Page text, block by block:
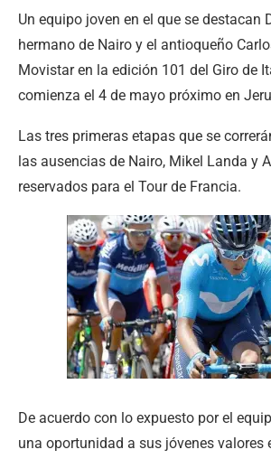
Un equipo joven en el que se destacan
hermano de Nairo y el antioqueño
Movistar en la edición 101 del Giro de
comienza el 4 de mayo próximo en
Las tres primeras etapas que se
las ausencias de Nairo, Mikel Landa y
reservados para el Tour de Francia.
De acuerdo con lo expuesto por el
una oportunidad a sus jóvenes valores